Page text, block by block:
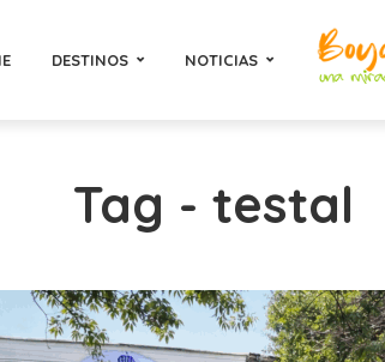
DESTINOS NOTICIAS
Tag - testal